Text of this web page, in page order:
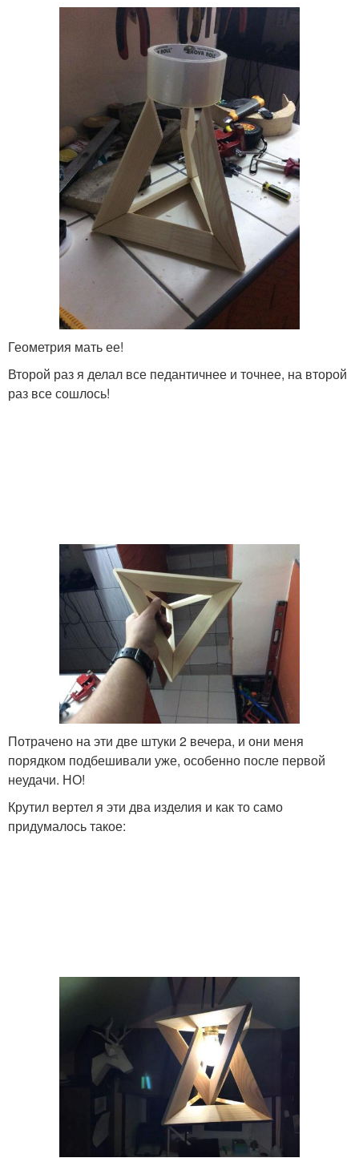
Геометрия мать ее!
Второй раз я делал все педантичнее и точнее, на второй
раз все сошлось!
Потрачено на эти две штуки 2 вечера, и они меня
порядком подбешивали уже, особенно после первой
неудачи. НО!
Крутил вертел я эти два изделия и как то само
придумалось такое: